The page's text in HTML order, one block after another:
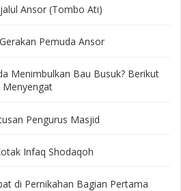
Ansor (Tombo Ati)
Pemuda Ansor
Menimbulkan Bau Busuk? Berikut
Menyengat
Pengurus Masjid
Infaq Shodaqoh
di Pernikahan Bagian Pertama